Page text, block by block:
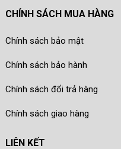
CHÍNH SÁCH MUA HÀNG
Chính sách bảo mật
Chính sách bảo hành
Chính sách đổi trả hàng
Chính sách giao hàng
LIÊN KẾT